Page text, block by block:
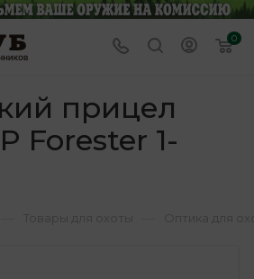
0
прицел
Forester 1-